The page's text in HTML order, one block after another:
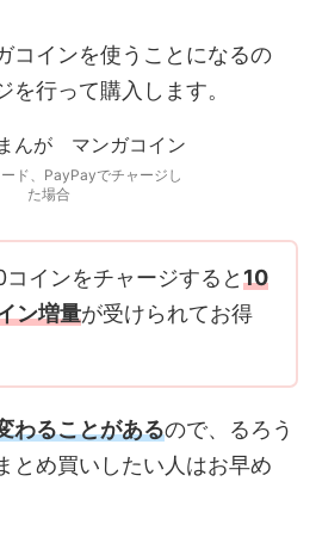
コインを使うことになるの
行って購入します。
ド、PayPayでチャージし
た場合
インをチャージすると10
ン増量が受けられてお得
わることがあるので、るろう
とめ買いしたい人はお早め